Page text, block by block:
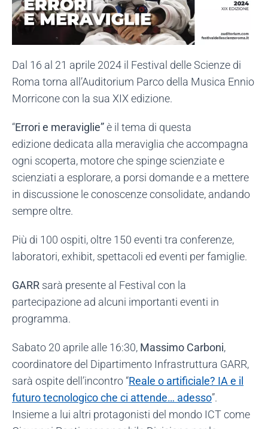
Dal 16 al 21 aprile 2024 il Festival delle Scienze di
Roma torna all’Auditorium Parco della Musica Ennio
Morricone con la sua XIX edizione.
“Errori e meraviglie”è il tema di questa
edizione dedicata alla meraviglia che accompagna
ogni scoperta, motore che spinge scienziate e
scienziati a esplorare, a porsi domande e a mettere
in discussione le conoscenze consolidate, andando
sempre oltre.
Più di 100 ospiti, oltre 150 eventi tra conferenze,
laboratori, exhibit, spettacoli ed eventi per famiglie.
GARR sarà presente al Festival con la
partecipazione ad alcuni importanti eventi in
programma.
Sabato 20 aprile alle 16:30, Massimo Carboni,
coordinatore del Dipartimento Infrastruttura GARR,
sarà ospite dell’incontro “Reale o artificiale? IA e il
futuro tecnologico che ci attende… adesso”.
Insieme a lui altri protagonisti del mondo ICT come